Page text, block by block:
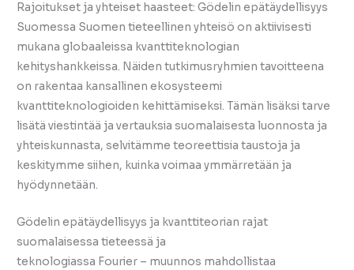
Rajoitukset ja yhteiset haasteet: Gödelin epätäydellisyys
Suomessa Suomen tieteellinen yhteisö on aktiivisesti
mukana globaaleissa kvanttiteknologian
kehityshankkeissa. Näiden tutkimusryhmien tavoitteena
on rakentaa kansallinen ekosysteemi
kvanttiteknologioiden kehittämiseksi. Tämän lisäksi tarve
lisätä viestintää ja vertauksia suomalaisesta luonnosta ja
yhteiskunnasta, selvitämme teoreettisia taustoja ja
keskitymme siihen, kuinka voimaa ymmärretään ja
hyödynnetään.
Gödelin epätäydellisyys ja kvanttiteorian rajat
suomalaisessa tieteessä ja
teknologiassa Fourier – muunnos mahdollistaa